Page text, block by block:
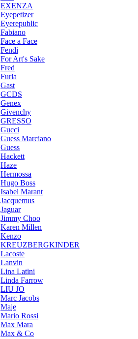
EXENZA
Eyepetizer
Eyerepublic
Fabiano
Face a Face
Fendi
For Art's Sake
Fred
Furla
Gast
GCDS
Genex
Givenchy
GRESSO
Gucci
Guess Marciano
Guess
Hackett
Haze
Hermossa
Hugo Boss
Isabel Marant
Jacquemus
Jaguar
Jimmy Choo
Karen Millen
Kenzo
KREUZBERGKINDER
Lacoste
Lanvin
Lina Latini
Linda Farrow
LIU JO
Marc Jacobs
Maje
Mario Rossi
Max Mara
Max & Co